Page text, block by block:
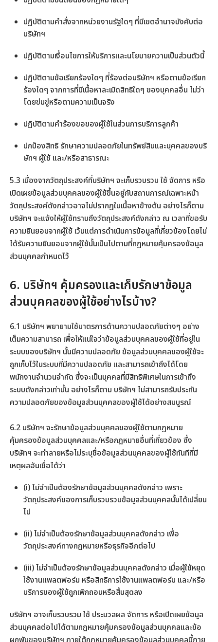
ปฏิบัติตามคำสั่งจากหน่วยงานรัฐใดๆ ที่มีเขตอำนาจบังคับต่อ
บริษัทฯ
ปฏิบัติตามเงื่อนไขการให้บริการและนโยบายความเป็นส่วนตัวนี้
ปฏิบัติตามข้อเรียกร้องใดๆ ที่ร้องต่อบริษัทฯ หรือตามข้อเรียก
ร้องใดๆ จากการที่มีเนื้อหาละเมิดสิทธิใดๆ ของบุคคลอื่น ไม่ว่า
โดยข่มขู่หรือตามความเป็นจริง
ปฏิบัติตามคำร้องขอของผู้ใช้ในส่วนการบริการลูกค้า
ปกป้องสิทธิ รักษาความปลอดภัยในทรัพย์สินและบุคคลของบริ
ษัทฯ ผู้ใช้ และ/หรือสาธารณะ
5.3 เนื่องจากวัตถุประสงค์ที่บริษัทฯ จะเก็บรวบรวม ใช้ จัดการ หรือ
เปิดเผยข้อมูลส่วนบุคคลของผู้ใช้ขึ้นอยู่กับสถานการณ์เฉพาะหน้า
วัตถุประสงค์ดังกล่าวอาจไม่ปรากฎในเนื้อหาข้างต้น อย่างไรก็ตาม
บริษัทฯ จะแจ้งให้ผู้ใช้ทราบถึงวัตถุประสงค์ดังกล่าว ณ เวลาที่ขอรับ
ความยินยอมจากผู้ใช้ เว้นแต่การดำเนินการข้อมูลที่เกี่ยวข้องโดยไม่
ได้รับความยินยอมจากผู้ใช้นั้นเป็นไปตามที่กฎหมายคุ้มครองข้อมูล
ส่วนบุคคลกำหนดไว้
6. บริษัทฯ คุ้มครองและเก็บรักษาข้อมูล
ส่วนบุคคลของผู้ใช้อย่างไรบ้าง?
6.1 บริษัทฯ พยายามใช้มาตรการด้านความปลอดภัยต่างๆ อย่าง
เต็มความสามารถ เพื่อให้แน่ใจว่าข้อมูลส่วนบุคคลของผู้ใช้ที่อยู่ใน
ระบบของบริษัทฯ นั้นมีความปลอดภัย ข้อมูลส่วนบุคคลของผู้ใช้จะ
ถูกเก็บไว้ในระบบที่มีความปลอดภัย และสามารถเข้าถึงได้โดย
พนักงานจำนวนจำกัด ซึ่งจะเป็นบุคคลที่มีสิทธิพิเศษในการเข้าถึง
ระบบดังกล่าวเท่านั้น อย่างไรก็ตาม บริษัทฯ ไม่สามารถรับประกัน
ความปลอดภัยของข้อมูลส่วนบุคคลของผู้ใช้ได้อย่างสมบูรณ์
6.2 บริษัทฯ จะรักษาข้อมูลส่วนบุคคลของผู้ใช้ตามกฎหมาย
คุ้มครองข้อมูลส่วนบุคคลและ/หรือกฎหมายอื่นที่เกี่ยวข้อง ซึ่ง
บริษัทฯ จะทำลายหรือไม่ระบุชื่อข้อมูลส่วนบุคคลของผู้ใช้ทันทีที่มี
เหตุผลอันเชื่อได้ว่า
(i) ไม่จำเป็นต้องรักษาข้อมูลส่วนบุคคลดังกล่าว เพราะ
วัตถุประสงค์ของการเก็บรวบรวมข้อมูลส่วนบุคคลนั้นได้เปลี่ยน
ไป
(ii) ไม่จำเป็นต้องรักษาข้อมูลส่วนบุคคลดังกล่าว เพื่อ
วัตถุประสงค์ทางกฎหมายหรือธุรกิจอีกต่อไป
(iii) ไม่จำเป็นต้องรักษาข้อมูลส่วนบุคคลดังกล่าว เมื่อผู้ใช้หยุด
ใช้งานแพลตฟอร์ม หรือสิทธิการใช้งานแพลตฟอร์ม และ/หรือ
บริการของผู้ใช้ถูกเพิกถอนหรือสิ้นสุดลง
บริษัทฯ อาจเก็บรวบรวม ใช้ ประมวลผล จัดการ หรือเปิดเผยข้อมูล
ส่วนบุคคลต่อไปได้ตามกฎหมายคุ้มครองข้อมูลส่วนบุคคลและข้อ